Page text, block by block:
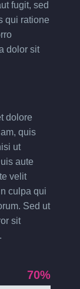
fugit, sed
qui ratione
dolor sit
dolore
quis
ut
aute
velit
culpa qui
Sed ut
sit
70%